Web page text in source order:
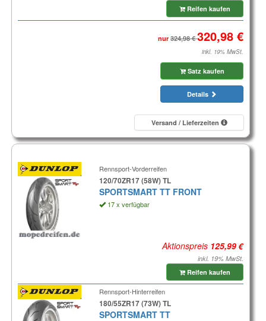
Reifen kaufen
nur
inkl. 19% MwSt.
Satz kaufen
Details
Versand / Lieferzeiten
Rennsport-Vorderreifen
120/70ZR17 (58W) TL
SPORTSMART TT FRONT
17 x verfügbar
Aktionspreis
inkl. 19% MwSt.
Reifen kaufen
Rennsport-Hinterreifen
180/55ZR17 (73W) TL
SPORTSMART TT